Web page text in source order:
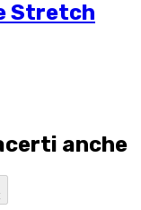
Stretch
anche